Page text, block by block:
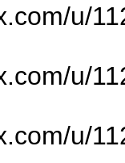
u/
u/
u/